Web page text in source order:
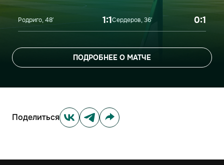
Родриго, 48′ 1:1Сердеров, 36′ 0:1
ПОДРОБНЕЕ О МАТЧЕ
Поделиться